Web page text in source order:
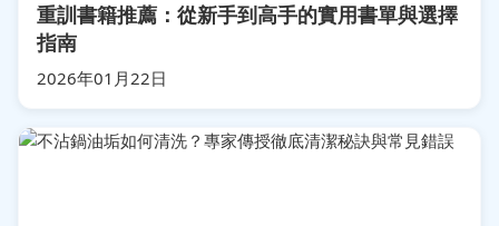
重訓書籍推薦：從新手到高手的實用書單與選擇
指南
2026年01月22日